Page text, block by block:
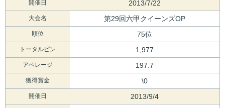
開催日 2013/7/22
大会名 第29回六甲クイーンズOP
順位 75位
トータルピン 1,977
アベレージ 197.7
獲得賞金 \0
開催日 2013/9/4